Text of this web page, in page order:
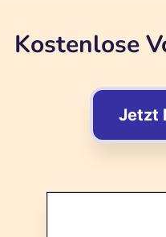
Kostenlose
Jetzt